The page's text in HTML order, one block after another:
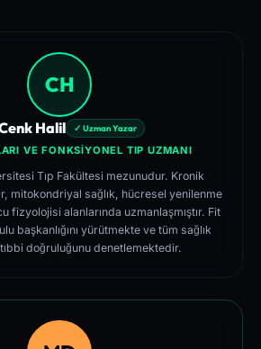
CH
Halil ✓ Uzman Yazar
VE FONKSIYONEL TIP UZMANI
Tıp Fakültesi mezunudur. Kronik
mitokondriyal sağlık, hücresel yenilenme
fizyolojisi alanlarında uzmanlaşmıştır. Fit
başkanlığını yürütmekte ve tüm sağlık
doğruluğunu denetlemektedir.